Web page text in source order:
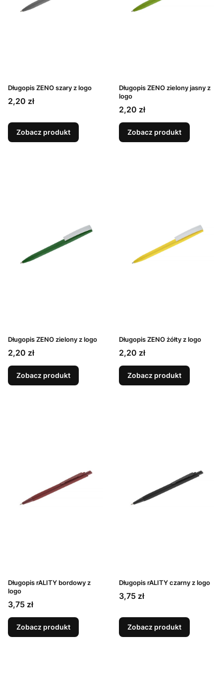
Długopis ZENO szary z logo
Cena
2,20 zł
Zobacz produkt
Długopis ZENO zielony jasny z
logo
Cena
2,20 zł
Zobacz produkt
Długopis ZENO zielony z logo
Cena
2,20 zł
Zobacz produkt
Długopis ZENO żółty z logo
Cena
2,20 zł
Zobacz produkt
Długopis rALITY bordowy z
logo
Cena
3,75 zł
Zobacz produkt
Długopis rALITY czarny z logo
Cena
3,75 zł
Zobacz produkt